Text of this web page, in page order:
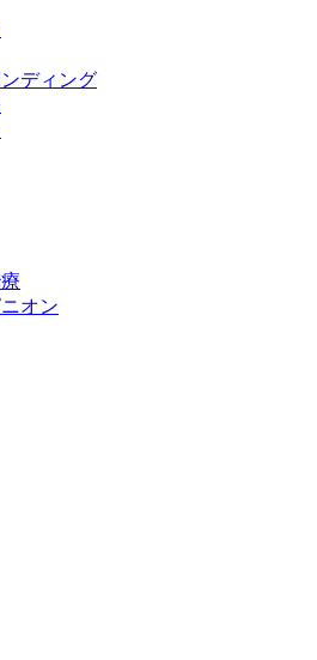
ディング
オン